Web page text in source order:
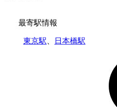
最寄駅情報
東京駅 日本橋駅